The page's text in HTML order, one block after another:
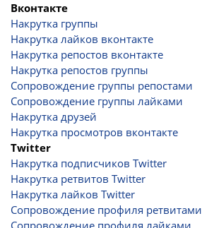
Вконтакте
Накрутка группы
Накрутка лайков вконтакте
Накрутка репостов вконтакте
Накрутка репостов группы
Сопровождение группы репостами
Сопровождение группы лайками
Накрутка друзей
Накрутка просмотров вконтакте
Twitter
Накрутка подписчиков Twitter
Накрутка ретвитов Twitter
Накрутка лайков Twitter
Сопровождение профиля ретвитами